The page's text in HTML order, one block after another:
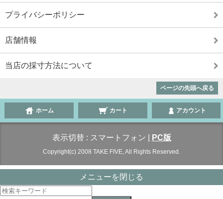
プライバシーポリシー
店舗情報
当店の採寸方法について
ページの先頭へ戻る
ホーム カート アカウント
表示切替 : スマートフォン PC版
Copyright(c) 2008 TAKE FIVE, All Rights Reserved.
メニューを閉じる